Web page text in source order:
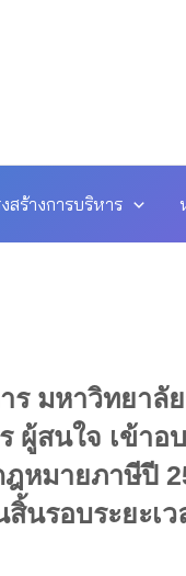
สร้างการบริหาร
มหาวิทยาลั
สนใจ เข้าอบ
หมายภาษีปี
นรอบระยะเ